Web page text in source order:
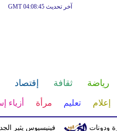
آخر تحديث GMT 04:08:45
رياضة ثقافة إقتصاد
إعلام تعليم مرأة أزياء
فينيسيوس يثير الجدل